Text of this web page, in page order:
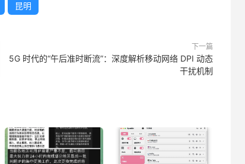
昆明
下一篇
5G 时代的“午后准时断流”：深度解析移动网络 DPI 动态
干扰机制